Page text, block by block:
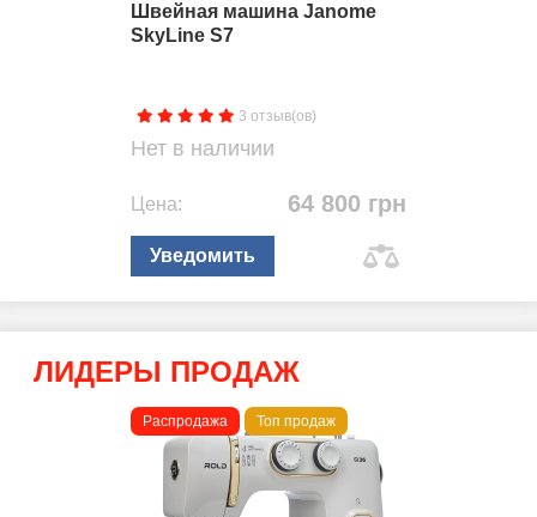
Швейная машина Janome
SkyLine S7
3 отзыв(ов)
Нет в наличии
Цена: 64 800 грн
Уведомить
ЛИДЕРЫ ПРОДАЖ
Распродажа Топ продаж